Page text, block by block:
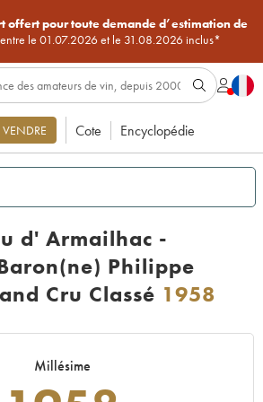
offert pour toute demande d’estimation de
le 01.07.2026 et le 31.08.2026 inclus*
VENDRE Cote Encyclopédie
d' Armailhac -
Philippe
Cru Classé 1958
Millésime